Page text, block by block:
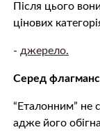
Після цього
цінових
- джерело.
Серед
“Еталонним” не
адже його